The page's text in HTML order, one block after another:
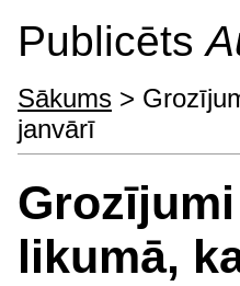
Publicēts
Sākums >
janvārī
likumā,